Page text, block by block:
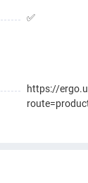
✅
https://